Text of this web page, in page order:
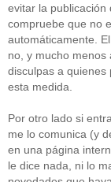
evitar la publicación
compruebe que no
automáticamente.
no, y mucho menos
disculpas a quienes
esta medida.
Por otro lado si
me lo comunica (y
en una página
le dice nada, ni lo